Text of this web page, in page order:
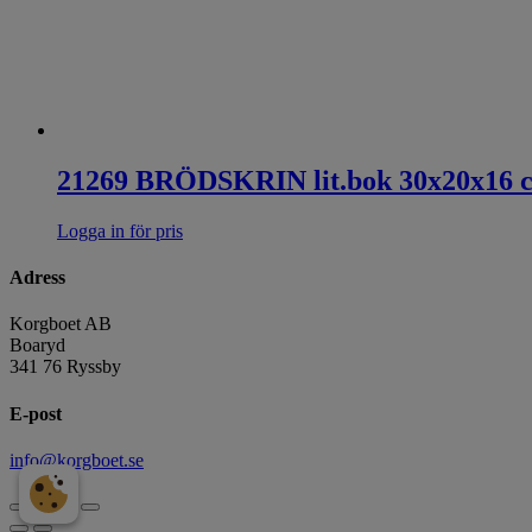
21269 BRÖDSKRIN lit.bok 30x20x16
Logga in för pris
Adress
Korgboet AB
Boaryd
341 76 Ryssby
E-post
info@korgboet.se